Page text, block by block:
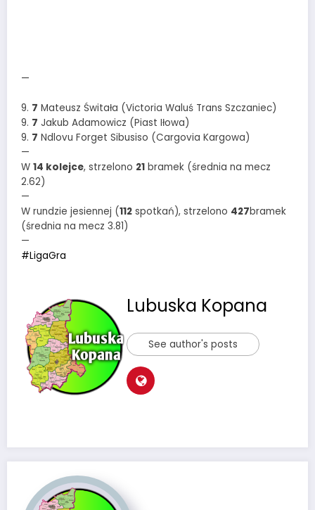
—
9. 7 Mateusz Świtała (Victoria Waluś Trans Szczaniec)
9. 7 Jakub Adamowicz (Piast Iłowa)
9. 7 Ndlovu Forget Sibusiso (Cargovia Kargowa)
—
W 14 kolejce, strzelono 21 bramek (średnia na mecz
2.62)
—
W rundzie jesiennej (112 spotkań), strzelono 427bramek
(średnia na mecz 3.81)
—
#LigaGra
Lubuska Kopana
See author's posts